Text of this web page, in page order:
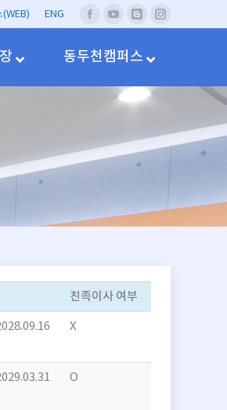
(WEB) ENG
페
스
북
유
브
네
버
그
Instagram
동두천캠퍼스
친족이사 여부
X
O